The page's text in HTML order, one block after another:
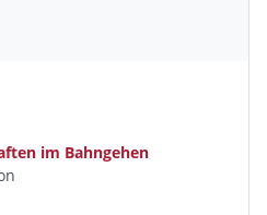
im Bahngehen